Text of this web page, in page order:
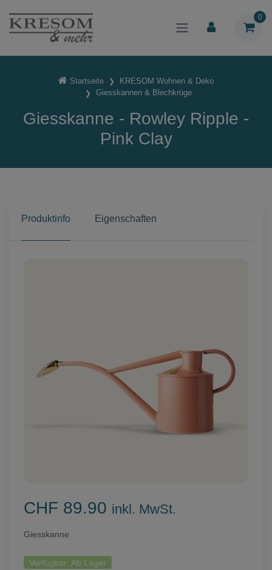
0
Startseite
KRESOM Wohnen & Deko
Giesskannen & Blechkrüge
Giesskanne - Rowley Ripple -
Pink Clay
Produktinfo Eigenschaften
CHF 89.90 inkl. MwSt.
Giesskanne
Verfügbar: Ab Lager